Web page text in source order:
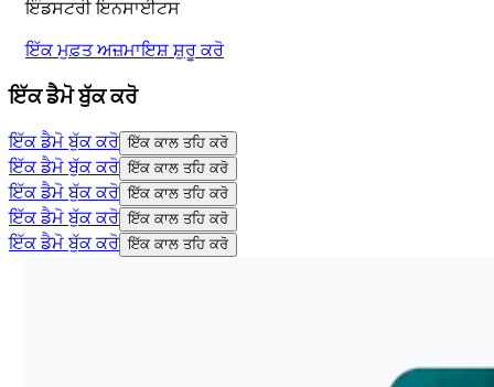
ਇੰਡਸਟਰੀ ਇਨਸਾਈਟਸ
ਇੱਕ ਮੁਫ਼ਤ ਅਜ਼ਮਾਇਸ਼ ਸ਼ੁਰੂ ਕਰੋ
ਇੱਕ ਡੈਮੋ ਬੁੱਕ ਕਰੋ
ਇੱਕ ਡੈਮੋ ਬੁੱਕ ਕਰੋ ਇੱਕ ਕਾਲ ਤਹਿ ਕਰੋ
ਇੱਕ ਡੈਮੋ ਬੁੱਕ ਕਰੋ ਇੱਕ ਕਾਲ ਤਹਿ ਕਰੋ
ਇੱਕ ਡੈਮੋ ਬੁੱਕ ਕਰੋ ਇੱਕ ਕਾਲ ਤਹਿ ਕਰੋ
ਇੱਕ ਡੈਮੋ ਬੁੱਕ ਕਰੋ ਇੱਕ ਕਾਲ ਤਹਿ ਕਰੋ
ਇੱਕ ਡੈਮੋ ਬੁੱਕ ਕਰੋ ਇੱਕ ਕਾਲ ਤਹਿ ਕਰੋ